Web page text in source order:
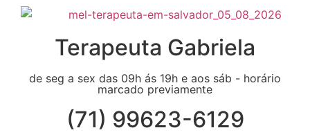
Terapeuta Gabriela
de seg a sex das 09h ás 19h e aos sáb - horário
marcado previamente
(71) 99623-6129